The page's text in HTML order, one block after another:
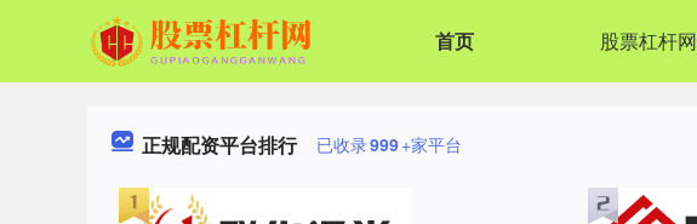
首页 股票杠杆网
正规配资平台排行 已收录999+家平台